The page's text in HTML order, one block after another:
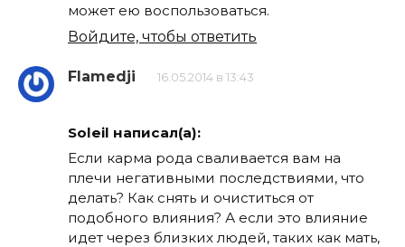
может ею воспользоваться.
Войдите, чтобы ответить
Flamedji 16.05.2014 в 13:43
Soleil написал(а):
Если карма рода сваливается вам на
плечи негативными последствиями, что
делать? Как снять и очиститься от
подобного влияния? А если это влияние
идет через близких людей, таких как мать,